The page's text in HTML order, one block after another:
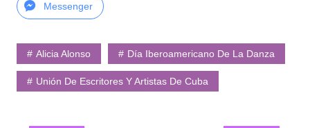
Messenger
Alicia Alonso Día Iberoamericano De La Danza
Unión De Escritores Y Artistas De Cuba